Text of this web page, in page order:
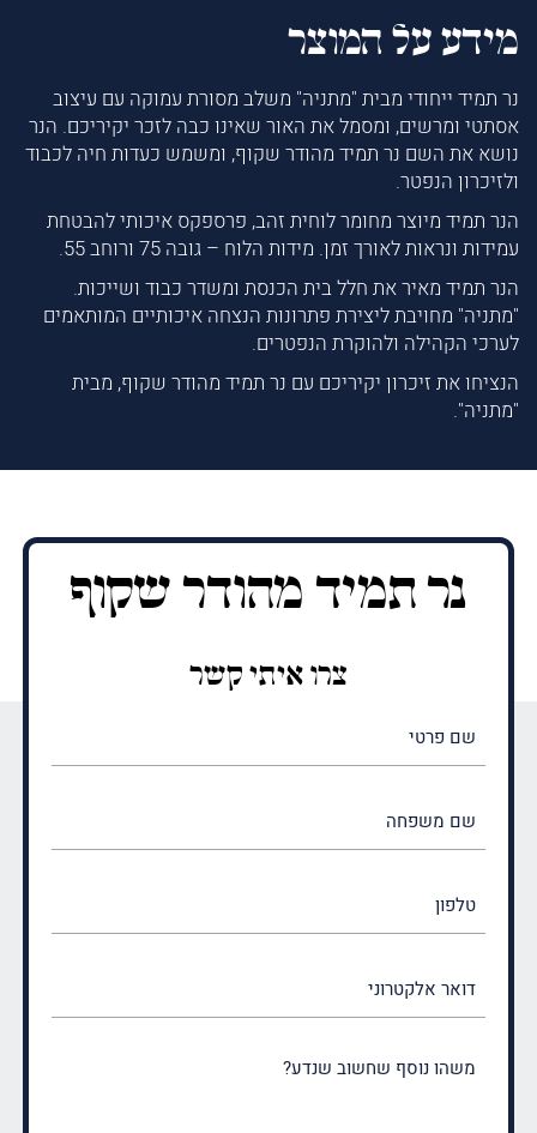
מידע על המוצר
נר תמיד ייחודי מבית "מתניה" משלב מסורת עמוקה עם עיצוב
אסתטי ומרשים, ומסמל את האור שאינו כבה לזכר יקיריכם. הנר
נושא את השם נר תמיד מהודר שקוף, ומשמש כעדות חיה לכבוד
ולזיכרון הנפטר.
הנר תמיד מיוצר מחומר לוחית זהב, פרספקס איכותי להבטחת
עמידות ונראות לאורך זמן. מידות הלוח – גובה 75 ורוחב 55.
הנר תמיד מאיר את חלל בית הכנסת ומשדר כבוד ושייכות.
"מתניה" מחויבת ליצירת פתרונות הנצחה איכותיים המותאמים
לערכי הקהילה ולהוקרת הנפטרים.
הנציחו את זיכרון יקיריכם עם נר תמיד מהודר שקוף, מבית
"מתניה".
נר תמיד מהודר שקוף
צרו איתי קשר
(חובה)
(חובה)